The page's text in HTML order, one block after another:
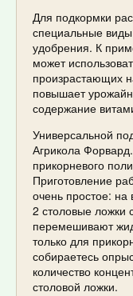
Для подкормки
специальные
удобрения. К
может
произрастающих
повышает
содержание
Универсальной
Агрикола
прикорневого
Приготовление
очень простое:
2 столовые ложки
перемешивают
только для
собираетесь
количество
столовой ложки.